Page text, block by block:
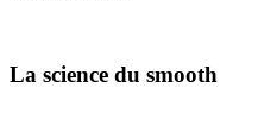
La science du smooth